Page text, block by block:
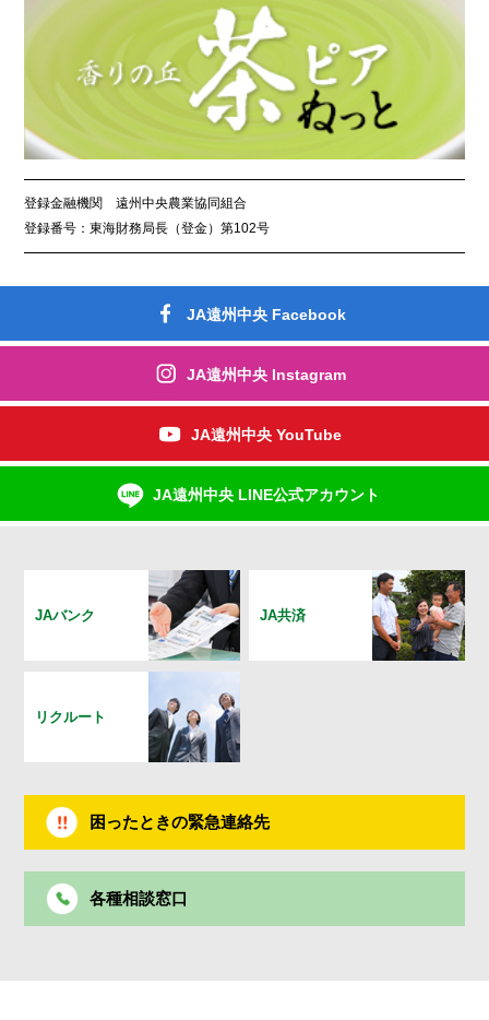
登録金融機関 遠州中央農業協同組合
登録番号：東海財務局長（登金）第102号
JA遠州中央 Facebook
JA遠州中央 Instagram
JA遠州中央 YouTube
JA遠州中央 LINE公式アカウント
JAバンク JA共済
リクルート
困ったときの緊急連絡先
各種相談窓口